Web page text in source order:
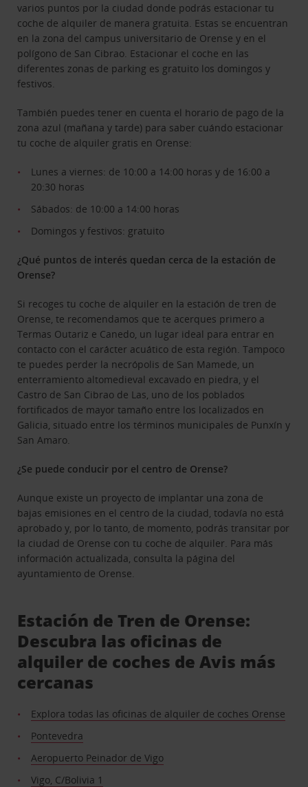
varios puntos por la ciudad donde podrás estacionar tu
coche de alquiler de manera gratuita. Estas se encuentran
en la zona del campus universitario de Orense y en el
polígono de San Cibrao. Estacionar el coche en las
diferentes zonas de parking es gratuito los domingos y
festivos.
También puedes tener en cuenta el horario de pago de la
zona azul (mañana y tarde) para saber cuándo estacionar
tu coche de alquiler gratis en Orense:
Lunes a viernes: de 10:00 a 14:00 horas y de 16:00 a
20:30 horas
Sábados: de 10:00 a 14:00 horas
Domingos y festivos: gratuito
¿Qué puntos de interés quedan cerca de la estación de
Orense?
Si recoges tu coche de alquiler en la estación de tren de
Orense, te recomendamos que te acerques primero a
Termas Outariz e Canedo, un lugar ideal para entrar en
contacto con el carácter acuático de esta región. Tampoco
te puedes perder la necrópolis de San Mamede, un
enterramiento altomedieval​ excavado en piedra, y el
Castro de San Cibrao de Las, uno de los poblados
fortificados de mayor tamaño entre los localizados en
Galicia, situado entre los términos municipales de Punxín y
San Amaro.
¿Se puede conducir por el centro de Orense?
Aunque existe un proyecto de implantar una zona de
bajas emisiones en el centro de la ciudad, todavía no está
aprobado y, por lo tanto, de momento, podrás transitar por
la ciudad de Orense con tu coche de alquiler. Para más
información actualizada, consulta la página del
ayuntamiento de Orense.
Estación de Tren de Orense:
Descubra las oficinas de
alquiler de coches de Avis más
cercanas
Explora todas las oficinas de alquiler de coches Orense
Pontevedra
Aeropuerto Peinador de Vigo
Vigo, C/Bolivia 1